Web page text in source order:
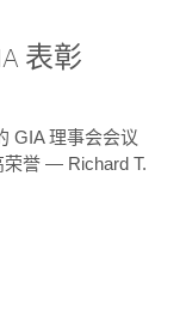
表彰
GIA 理事会会议
荣誉 — Richard T.